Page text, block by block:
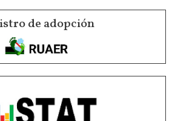
de adopción